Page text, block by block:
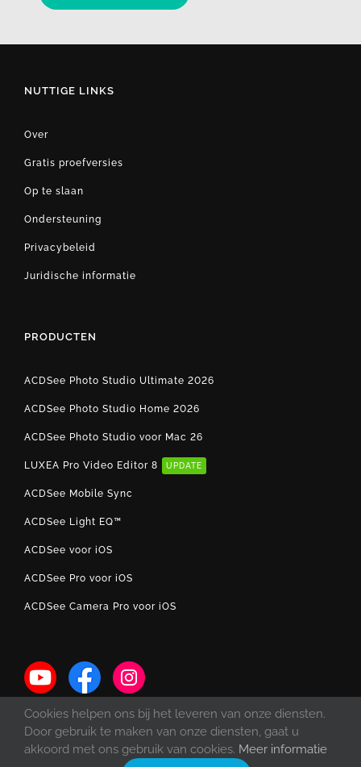
NUTTIGE LINKS
Over
Gratis proefversies
Op te slaan
Ondersteuning
Privacybeleid
Juridische informatie
PRODUCTEN
ACDSee Photo Studio Ultimate 2026
ACDSee Photo Studio Home 2026
ACDSee Photo Studio voor Mac 26
LUXEA Pro Video Editor 8 UPDATE
ACDSee Mobile Sync
ACDSee Light EQ™
ACDSee voor iOS
ACDSee Pro voor iOS
ACDSee Camera Pro voor iOS
Cookies helpen ons bij het leveren van onze diensten.
Door gebruik te maken van onze diensten, gaat u
akkoord met ons gebruik van cookies. Meer informatie